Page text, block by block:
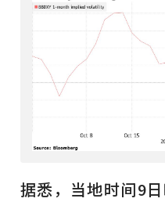
据悉，当地时间9